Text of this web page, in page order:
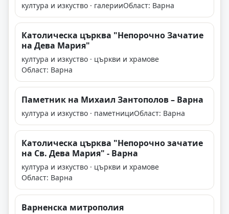
култура и изкуство · галерииОбласт: Варна
Католическа църква "Непорочно Зачатие
на Дева Мария"
култура и изкуство · църкви и храмове
Област: Варна
Паметник на Михаил Зантополов – Варна
култура и изкуство · паметнициОбласт: Варна
Католическа църква "Непорочно зачатие
на Св. Дева Мария" - Варна
култура и изкуство · църкви и храмове
Област: Варна
Варненска митрополия